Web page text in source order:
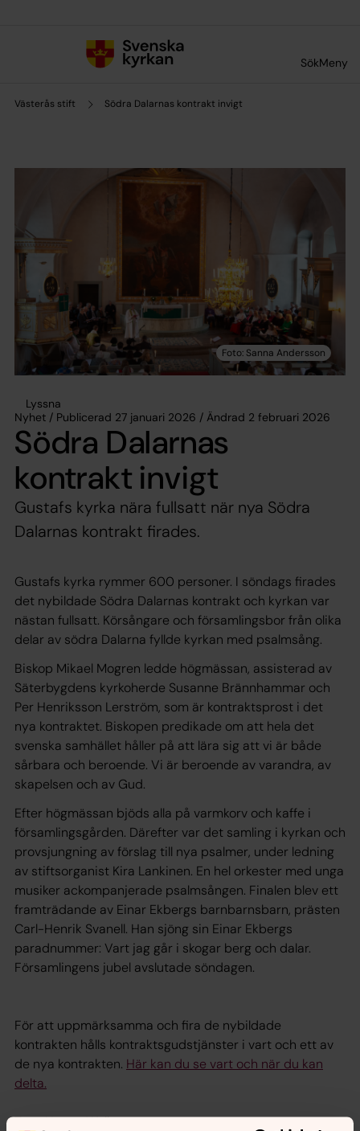
SökMeny
Västerås stift Södra Dalarnas kontrakt invigt
Lyssna
Nyhet / Publicerad 27 januari 2026 / Ändrad 2 februari 2026
Södra Dalarnas
kontrakt invigt
Gustafs kyrka nära fullsatt när nya Södra
Dalarnas kontrakt firades.
Gustafs kyrka rymmer 600 personer. I söndags firades
det nybildade Södra Dalarnas kontrakt och kyrkan var
nästan fullsatt. Körsångare och församlingsbor från olika
delar av södra Dalarna fyllde kyrkan med psalmsång.
Biskop Mikael Mogren ledde högmässan, assisterad av
Säterbygdens kyrkoherde Susanne Brännhammar och
Per Henriksson Lerström, som är kontraktsprost i det
nya kontraktet. Biskopen predikade om att hela det
svenska samhället håller på att lära sig att vi är både
sårbara och beroende. Vi är beroende av varandra, av
skapelsen och av Gud.
Efter högmässan bjöds alla på varmkorv och kaffe i
församlingsgården. Därefter var det samling i kyrkan och
provsjungning av förslag till nya psalmer, under ledning
av stiftsorganist Kira Lankinen. En hel orkester med unga
musiker ackompanjerade psalmsången. Finalen blev ett
framträdande av Einar Ekbergs barnbarnsbarn, prästen
Carl-Henrik Svanell. Han sjöng sin Einar Ekbergs
paradnummer: Vart jag går i skogar berg och dalar.
Församlingens jubel avslutade söndagen.
För att uppmärksamma och fira de nybildade
kontrakten hålls kontraktsgudstjänster i vart och ett av
de nya kontrakten. Här kan du se vart och när du kan
delta.
Text: Hanna Wallsten